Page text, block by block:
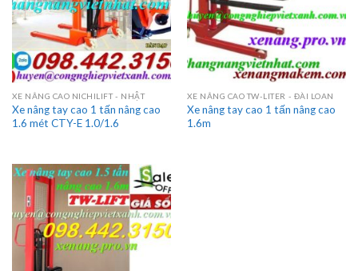
XE NÂNG CAO NICHILIFT - NHẬT
Xe nâng tay cao 1 tấn nâng cao
1.6 mét CTY-E 1.0/1.6
XE NÂNG CAO TW-LITER - ĐÀI LOAN
Xe nâng tay cao 1 tấn nâng cao
1.6m